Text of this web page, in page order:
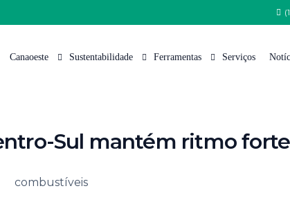
Canaoeste
Nossa Equipe
Sustentabilidade
Programa Semeia
Ferramentas
Cana Certificada
Serviços
Sul mantém ritmo forte